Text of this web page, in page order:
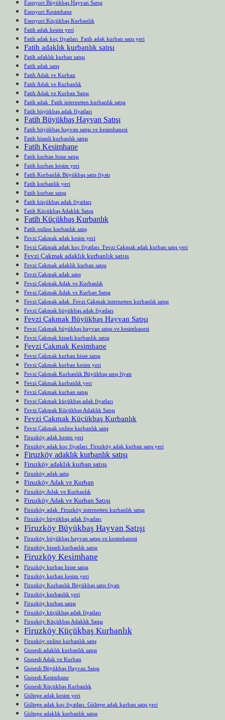
Esenyurt Büyükbaş Hayvan Satışı
Esenyurt Kesimhane
Esenyurt Küçükbaş Kurbanlık
Fatih adak kesim yeri
Fatih adak koç fiyatları Fatih adak kurban satış yeri
Fatih adaklık kurbanlık satışı
Fatih adaklık kurban satışı
Fatih adak satış
Fatih Adak ve Kurban
Fatih Adak ve Kurbanlık
Fatih Adak ve Kurban Satışı
Fatih adak Fatih internetten kurbanlık satışı
Fatih büyükbaş adak fiyatları
Fatih Büyükbaş Hayvan Satışı
Fatih büyükbaş hayvan satışı ve kesimhanesi
Fatih hisseli kurbanlık satışı
Fatih Kesimhane
Fatih kurban hisse satışı
Fatih kurban kesim yeri
Fatih Kurbanlık Büyükbaş satış fiyatı
Fatih kurbanlık yeri
Fatih kurban satışı
Fatih küçükbaş adak fiyatları
Fatih Küçükbaş Adaklık Satışı
Fatih Küçükbaş Kurbanlık
Fatih online kurbanlık satış
Fevzi Çakmak adak kesim yeri
Fevzi Çakmak adak koç fiyatları Fevzi Çakmak adak kurban satış yeri
Fevzi Çakmak adaklık kurbanlık satışı
Fevzi Çakmak adaklık kurban satışı
Fevzi Çakmak adak satış
Fevzi Çakmak Adak ve Kurbanlık
Fevzi Çakmak Adak ve Kurban Satışı
Fevzi Çakmak adak Fevzi Çakmak internetten kurbanlık satışı
Fevzi Çakmak büyükbaş adak fiyatları
Fevzi Çakmak Büyükbaş Hayvan Satışı
Fevzi Çakmak büyükbaş hayvan satışı ve kesimhanesi
Fevzi Çakmak hisseli kurbanlık satışı
Fevzi Çakmak Kesimhane
Fevzi Çakmak kurban hisse satışı
Fevzi Çakmak kurban kesim yeri
Fevzi Çakmak Kurbanlık Büyükbaş satış fiyatı
Fevzi Çakmak kurbanlık yeri
Fevzi Çakmak kurban satışı
Fevzi Çakmak küçükbaş adak fiyatları
Fevzi Çakmak Küçükbaş Adaklık Satışı
Fevzi Çakmak Küçükbaş Kurbanlık
Fevzi Çakmak online kurbanlık satış
Firuzköy adak kesim yeri
Firuzköy adak koç fiyatları Firuzköy adak kurban satış yeri
Firuzköy adaklık kurbanlık satışı
Firuzköy adaklık kurban satışı
Firuzköy adak satış
Firuzköy Adak ve Kurban
Firuzköy Adak ve Kurbanlık
Firuzköy Adak ve Kurban Satışı
Firuzköy adak Firuzköy internetten kurbanlık satışı
Firuzköy büyükbaş adak fiyatları
Firuzköy Büyükbaş Hayvan Satışı
Firuzköy büyükbaş hayvan satışı ve kesimhanesi
Firuzköy hisseli kurbanlık satışı
Firuzköy Kesimhane
Firuzköy kurban hisse satışı
Firuzköy kurban kesim yeri
Firuzköy Kurbanlık Büyükbaş satış fiyatı
Firuzköy kurbanlık yeri
Firuzköy kurban satışı
Firuzköy küçükbaş adak fiyatları
Firuzköy Küçükbaş Adaklık Satışı
Firuzköy Küçükbaş Kurbanlık
Firuzköy online kurbanlık satış
Gunesli adaklık kurbanlık satışı
Gunesli Adak ve Kurban
Gunesli Büyükbaş Hayvan Satışı
Gunesli Kesimhane
Gunesli Küçükbaş Kurbanlık
Gültepe adak kesim yeri
Gültepe adak koç fiyatları Gültepe adak kurban satış yeri
Gültepe adaklık kurbanlık satışı